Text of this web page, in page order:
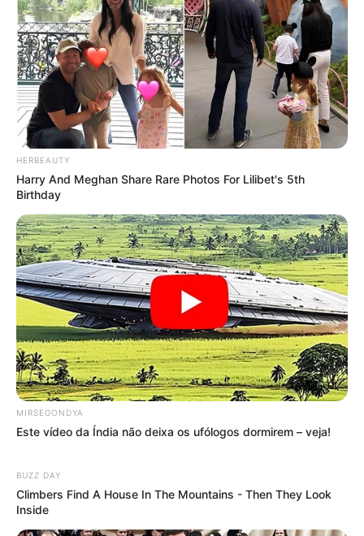
desenvolvidosdurante o ensino médio técnico em
desenvolvimento de jogos digitais foi um diferencial no processo
seletivo, que incluiu testes de conhecimento e didática.
Fiz os testes e fui aprovado. Hoje tenho flexibilidade para dar
aulas à noite e consigo organizar bem os horários. Tudo o que
ensino hoje sobre programação aprendi na escola", conta o
estudante.
HERBEAUTY
Harry And Meghan Share Rare Photos For Lilibet's 5th
Birthday
MIRSEGONDYA
Este vídeo da Índia não deixa os ufólogos dormirem – veja!
BUZZ DAY
Climbers Find A House In The Mountains - Then They Look
Inside